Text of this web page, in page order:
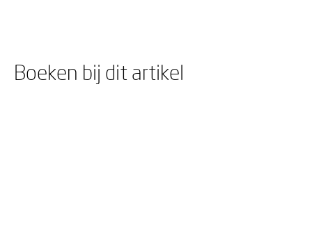
Boeken bij dit artikel